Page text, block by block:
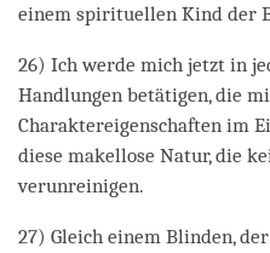
einem spirituellen Kind der
26) Ich werde mich jetzt in
Handlungen betätigen, die
Charaktereigenschaften im
diese makellose Natur, die
verunreinigen.
27) Gleich einem Blinden,